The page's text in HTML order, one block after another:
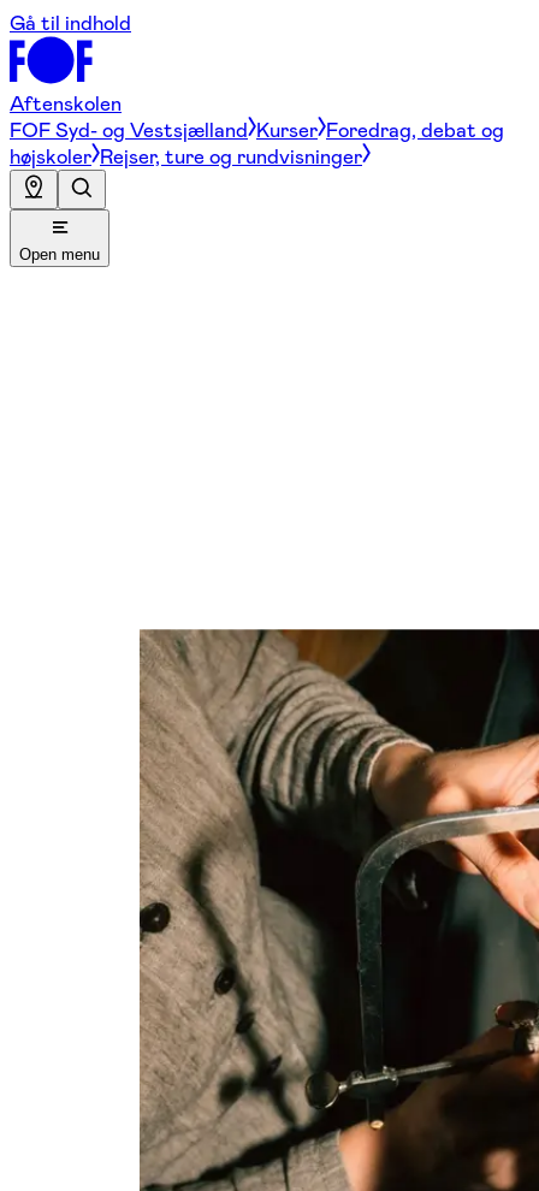
Gå til indhold
Aftenskolen
FOF Syd- og Vestsjælland Kurser Foredrag, debat og
højskoler Rejser, ture og rundvisninger
Open menu